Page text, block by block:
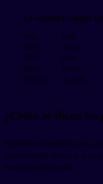
En español En inglés
10% 10%
33,3%
33.3%
0,5%
0.5%
100%
100%
75,25%
75.25%
¿Cómo se dicen
Escribirlo es muy fácil, pero
Aquí es donde la cosa se pone
tiene sus propias reglas.